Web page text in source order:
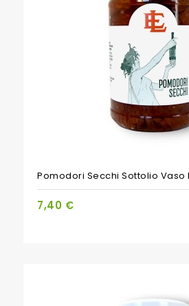
Pomodori Secchi Sottolio Vaso
7,40 €